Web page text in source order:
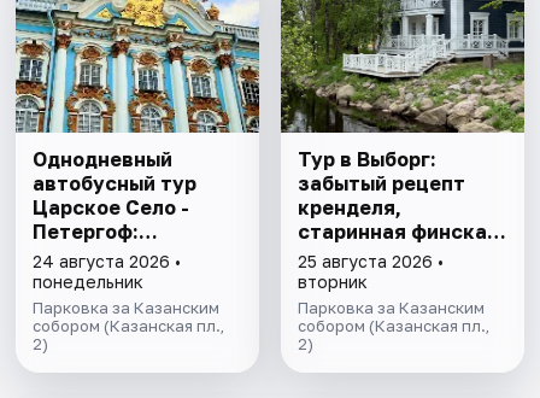
Однодневный
автобусный тур
Царское Село -
Петергоф:
"Янтарная комната
и Фонтаны
Петергофа за 1
день"
24 августа 2026 •
понедельник
Парковка за Казанским
собором (Казанская пл.,
2)
Тур в Выборг:
забытый рецепт
кренделя,
старинная финская
усадьба и вкус
настоящего живого
пива
25 августа 2026 •
вторник
Парковка за Казанским
собором (Казанская пл.,
2)